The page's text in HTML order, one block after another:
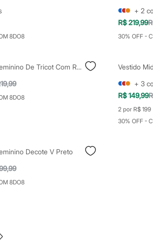
8DO8
+ 2
R$ 219,99
30% OFF -
Vestido Midi Feminino De Tricot Com Recorte E Fendas Bege
8DO8
+ 3
R$ 149,99
2 por R$ 199
30% OFF -
Decote V Preto
8DO8